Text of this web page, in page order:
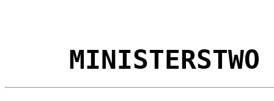
MINISTERSTWO